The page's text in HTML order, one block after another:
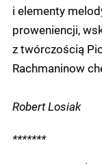
i elementy
proweniencji,
z twórczością
Rachmaninow
Robert Losiak
*******